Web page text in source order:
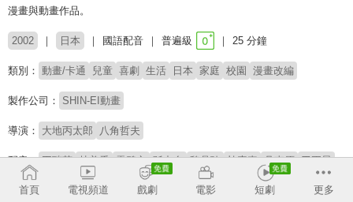
漫畫與動畫作品。
2002 日本 國語配音 普遍級 25 分鐘
類別： 動畫/卡通 兒童 喜劇 生活 日本 家庭 校園 漫畫改編
製作公司： SHIN-EI動畫
導演： 大地丙太郎 八角哲夫
配音： 王瑞芹 林美秀 雷碧文 孫中台 魏晶琦 杜素真 吳東原 于正昇
馬君珮 楊凱凱
陳旭昇
首頁
電視頻道 戲劇 電影 短劇 更多